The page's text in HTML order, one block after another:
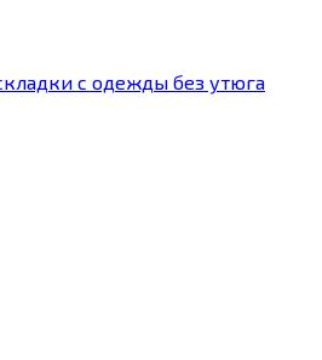
с одежды без утюга